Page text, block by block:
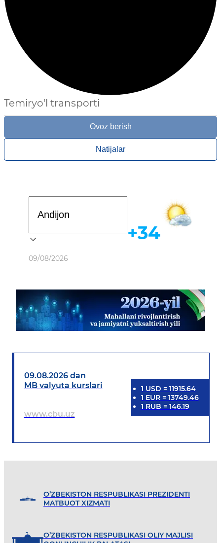
Temiryo‘l transporti
Ovoz berish
Natijalar
Ob-havo
09/08/2026
+34
09.08.2026 dan
MB valyuta kurslari
www.cbu.uz
1 USD = 11915.64
1 EUR= 13749.46
1 RUB = 146.19
O’ZBEKISTON RESPUBLIKASI PREZIDENTI
MATBUOT XIZMATI
O’ZBEKISTON RESPUBLIKASI OLIY MAJLISI